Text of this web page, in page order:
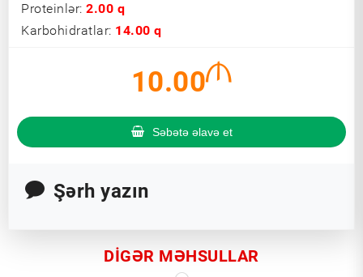
Proteinlər: 2.00 q
Karbohidratlar: 14.00 q
10.00
Səbətə əlavə et
Şərh yazın
DIGƏR MƏHSULLAR